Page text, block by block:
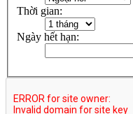
Thời gian:
Ngày hết hạn: